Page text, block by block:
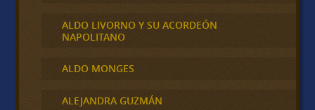
ALDO LIVORNO Y SU ACORDEÓN
NAPOLITANO
ALDO MONGES
ALEJANDRA GUZMÁN